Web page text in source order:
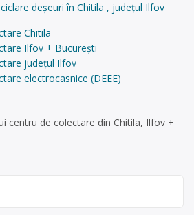
deșeuri în Chitila , județul Ilfov
Chitila
Ilfov + București
județul Ilfov
electrocasnice (DEEE)
centru de colectare din Chitila, Ilfov +